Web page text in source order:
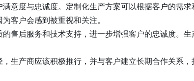
意度与忠诚度。定制化生产方案可以根据客户的需
客户会感到被重视和关注。
售后服务和技术支持，进一步增强客户的忠诚度。
生产商应该积极推行，并与客户建立长期合作关系